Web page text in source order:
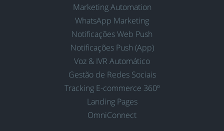
Marketing Automation
WhatsApp Marketing
Notificações Web Push
Notificações Push (App)
Voz & IVR Automático
Gestão de Redes Sociais
Tracking E-commerce 360º
Landing Pages
OmniConnect